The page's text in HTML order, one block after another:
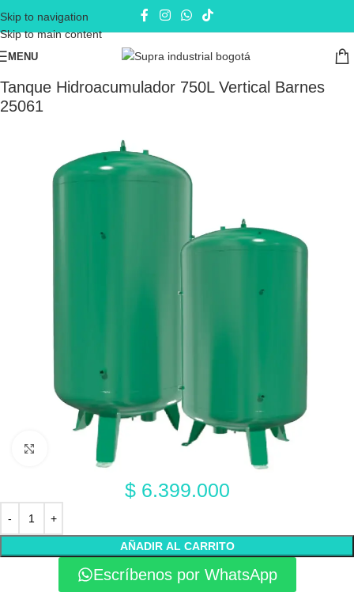
Skip to navigation
Skip to main content
MENU
Inicio Equipos de Presión Tanques
Tanque Hidroacumulador 750L Vertical Barnes
25061
Click to enlarge
$6.399.000
AÑADIR AL CARRITO
Escríbenos por WhatsApp